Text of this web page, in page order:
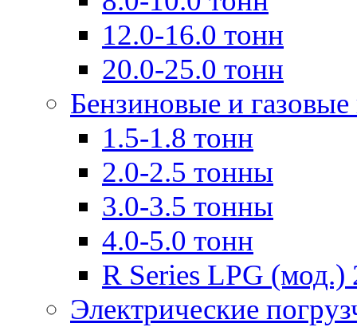
12.0-16.0 тонн
20.0-25.0 тонн
Бензиновые и
1.5-1.8 тонн
2.0-2.5 тонны
3.0-3.5 тонны
4.0-5.0 тонн
R Series LPG (мод.)
Электрические